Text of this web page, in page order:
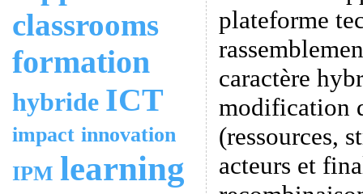
classrooms
formation
hybride ICT
impact innovation
IPM learning
plateforme
caractère
modification
(ressources,
acteurs et